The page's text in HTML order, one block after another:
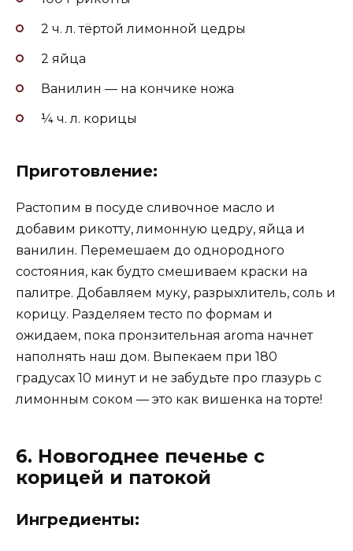
2 ч. л. тёртой лимонной цедры
2 яйца
Ванилин — на кончике ножа
¼ ч. л. корицы
Приготовление:
Растопим в посуде сливочное масло и
добавим рикотту, лимонную цедру, яйца и
ванилин. Перемешаем до однородного
состояния, как будто смешиваем краски на
палитре. Добавляем муку, разрыхлитель, соль и
корицу. Разделяем тесто по формам и
ожидаем, пока пронзительная aroma начнет
наполнять наш дом. Выпекаем при 180
градусах 10 минут и не забудьте про глазурь с
лимонным соком — это как вишенка на торте!
6. Новогоднее печенье с
корицей и патокой
Ингредиенты: